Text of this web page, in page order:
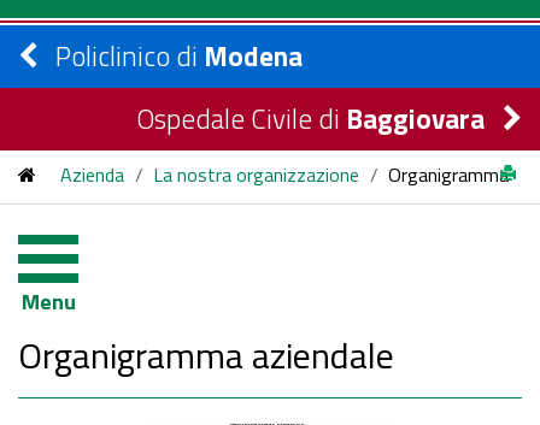
Policlinico di Modena
Ospedale Civile di Baggiovara
Azienda / La nostra organizzazione / Organigramma
Menu
Organigramma aziendale